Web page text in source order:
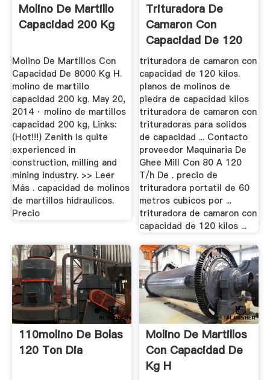
Molino De Martillo
Capacidad 200 Kg
Molino De Martillos Con
Capacidad De 8000 Kg H.
molino de martillo
capacidad 200 kg. May 20,
2014 · molino de martillos
capacidad 200 kg, Links:
(Hot!!!) Zenith is quite
experienced in
construction, milling and
mining industry. >> Leer
Más . capacidad de molinos
de martillos hidraulicos.
Precio
Trituradora De
Camaron Con
Capacidad De 120
Kilos
trituradora de camaron con
capacidad de 120 kilos.
planos de molinos de
piedra de capacidad kilos
trituradora de camaron con
trituradoras para solidos
de capacidad ... Contacto
proveedor Maquinaria De
Ghee Mill Con 80 A 120
T/h De . precio de
trituradora portatil de 60
metros cubicos por ...
trituradora de camaron con
capacidad de 120 kilos ...
110molino De Bolas
120 Ton Dia
Molino De Martillos
Con Capacidad De
Kg H